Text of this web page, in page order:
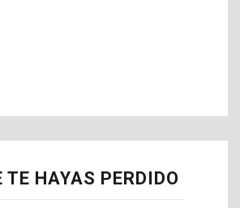
TE HAYAS PERDIDO